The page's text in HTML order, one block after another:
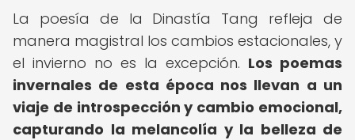
La poesía de la Dinastía Tang refleja de
manera magistral los cambios estacionales, y
el invierno no es la excepción. Los poemas
invernales de esta época nos llevan a un
viaje de introspección y cambio emocional,
capturando la melancolía y la belleza de